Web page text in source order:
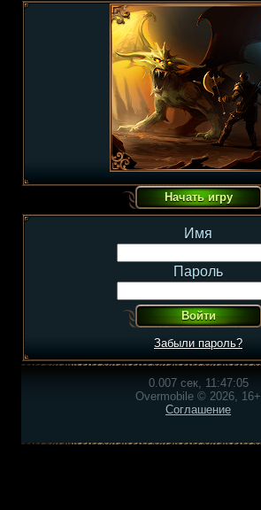
Имя
Пароль
Забыли пароль?
0.007 сек, 11:47:05
Overmobile © 2026, 16+
Соглашение